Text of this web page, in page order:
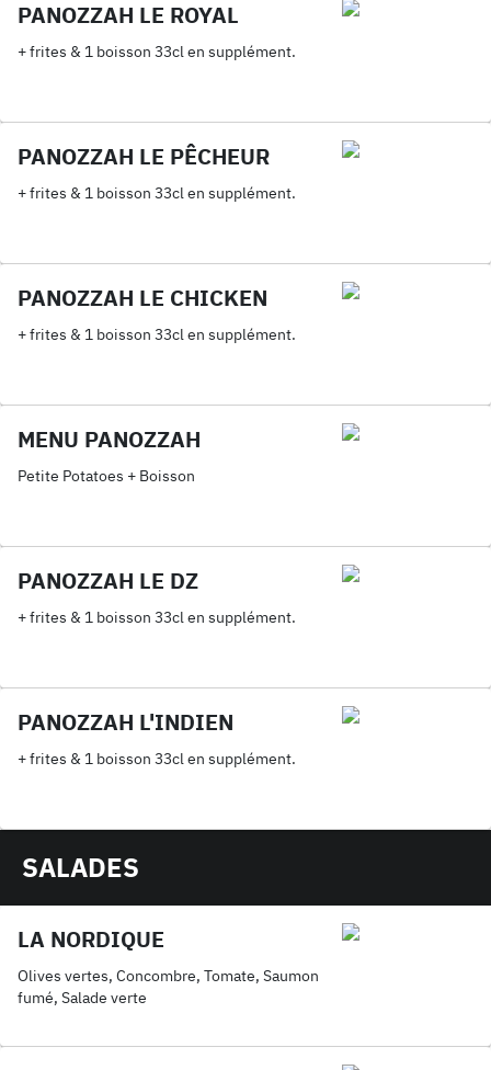
PANOZZAH LE ROYAL
+ frites & 1 boisson 33cl en supplément.
PANOZZAH LE PÊCHEUR
+ frites & 1 boisson 33cl en supplément.
PANOZZAH LE CHICKEN
+ frites & 1 boisson 33cl en supplément.
MENU PANOZZAH
Petite Potatoes + Boisson
PANOZZAH LE DZ
+ frites & 1 boisson 33cl en supplément.
PANOZZAH L'INDIEN
+ frites & 1 boisson 33cl en supplément.
SALADES
LA NORDIQUE
Olives vertes, Concombre, Tomate, Saumon
fumé, Salade verte